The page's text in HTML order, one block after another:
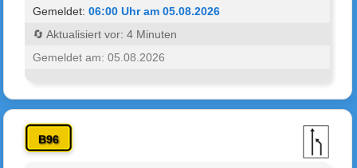
Gemeldet:06:00 Uhr am 05.08.2026
🔄 Aktualisiert vor: 4 Minuten
Gemeldet am: 05.08.2026
B96